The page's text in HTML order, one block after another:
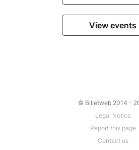
View events
© Billetweb 2014 -
Legal Notice
Report this page
Contact us